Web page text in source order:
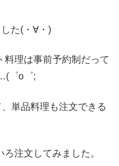
た(・∀・)
料理は事前予約制だって
゜o゜;
単品料理も注文できる
注文してみました。